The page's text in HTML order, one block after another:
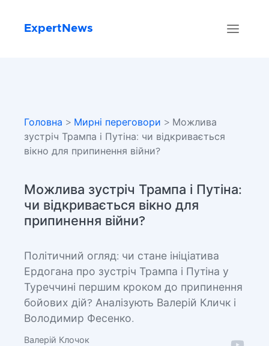
ExpertNews
Головна > Мирні переговори > Можлива
зустріч Трампа і Путіна: чи відкривається
вікно для припинення війни?
Можлива зустріч Трампа і Путіна:
чи відкривається вікно для
припинення війни?
Політичний огляд: чи стане ініціатива
Ердогана про зустріч Трампа і Путіна у
Туреччині першим кроком до припинення
бойових дій? Аналізують Валерій Кличк і
Володимир Фесенко.
Валерій Клочок